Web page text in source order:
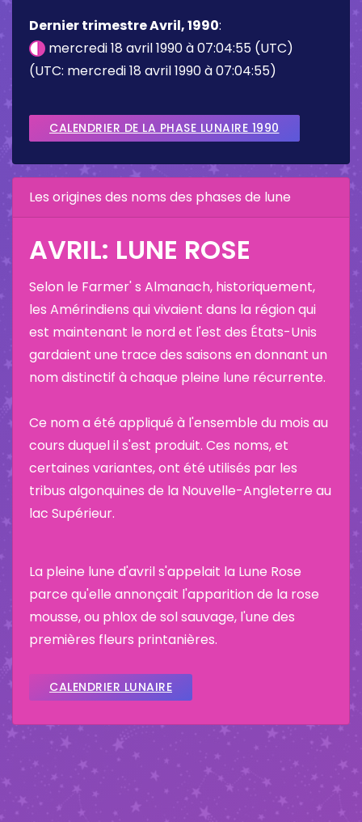
Dernier trimestre Avril, 1990:
mercredi 18 avril 1990 à 07:04:55 (UTC)
(UTC: mercredi 18 avril 1990 à 07:04:55)
CALENDRIER DE LA PHASE LUNAIRE 1990
Les origines des noms des phases de lune
AVRIL: LUNE ROSE
Selon le Farmer' s Almanach, historiquement,
les Amérindiens qui vivaient dans la région qui
est maintenant le nord et l'est des États-Unis
gardaient une trace des saisons en donnant un
nom distinctif à chaque pleine lune récurrente.
Ce nom a été appliqué à l'ensemble du mois au
cours duquel il s'est produit. Ces noms, et
certaines variantes, ont été utilisés par les
tribus algonquines de la Nouvelle-Angleterre au
lac Supérieur.
La pleine lune d'avril s'appelait la Lune Rose
parce qu'elle annonçait l'apparition de la rose
mousse, ou phlox de sol sauvage, l'une des
premières fleurs printanières.
CALENDRIER LUNAIRE